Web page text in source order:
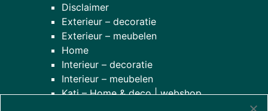
Disclaimer
Exterieur – decoratie
Exterieur – meubelen
Home
Interieur – decoratie
Interieur – meubelen
Kati – Home & deco | webshop